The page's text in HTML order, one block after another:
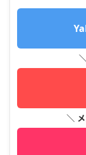
＼